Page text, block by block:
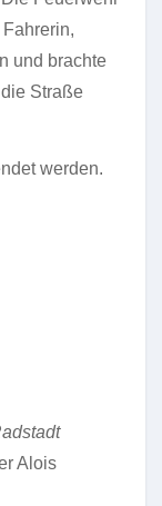
und brachte
Straße
werden.
Alois